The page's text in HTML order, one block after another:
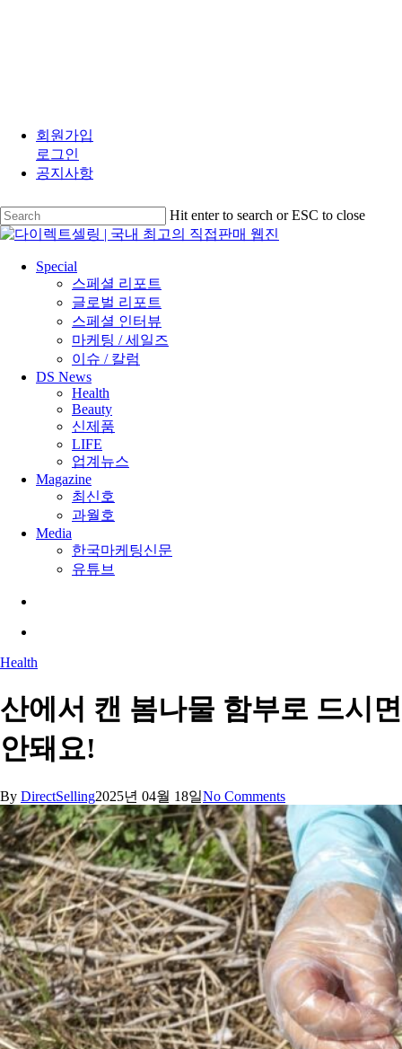
main
content
회원가입
로그인
공지사항
Hit enter to search or ESC to close
Close
search
Menu
Special
스페셜 리포트
글로벌 리포트
스페셜 인터뷰
마케팅 / 세일즈
이슈 / 칼럼
DS News
Health
Beauty
신제품
LIFE
업계뉴스
Magazine
최신호
과월호
Media
한국마케팅신문
유튜브
Health
산에서 캔 봄나물 함부로 드시면
안돼요!
By DirectSelling2025년 04월 18일No Comments